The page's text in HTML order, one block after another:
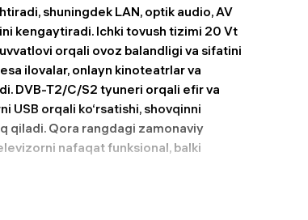
shuningdek LAN, optik audio, AV
kengaytiradi. Ichki tovush tizimi 20 Vt
orqali ovoz balandligi va sifatini
ilovalar, onlayn kinoteatrlar va
DVB-T2/C/S2 tyuneri orqali efir va
USB orqali ko‘rsatishi, shovqinni
qiladi. Qora rangdagi zamonaviy
nafaqat funksional, balki